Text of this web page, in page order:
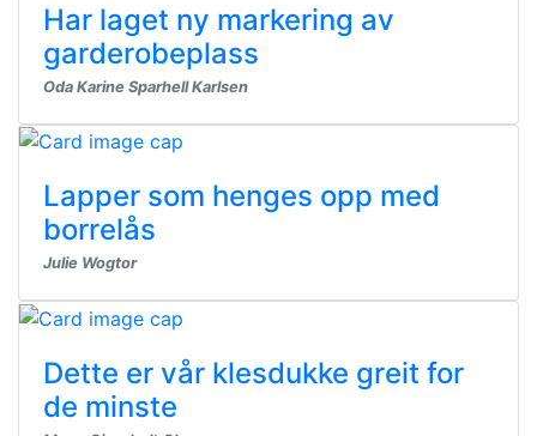
Har laget ny markering av
garderobeplass
Oda Karine Sparhell Karlsen
Lapper som henges opp med
borrelås
Julie Wogtor
Dette er vår klesdukke greit for
de minste